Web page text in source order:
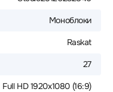
Моноблоки
Raskat
27
Full HD 1920x1080 (16:9)